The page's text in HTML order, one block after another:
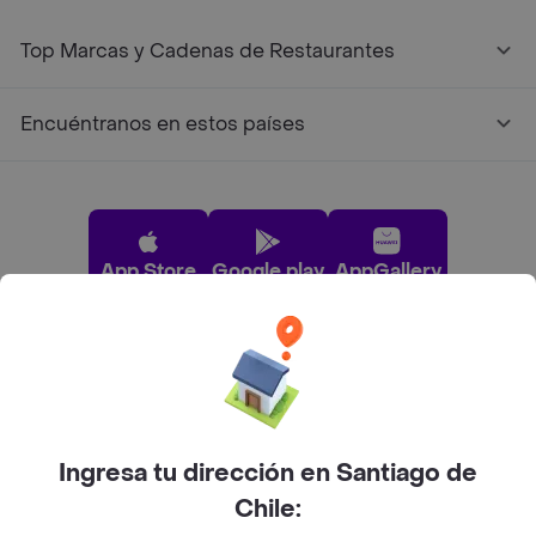
Top Marcas y Cadenas de Restaurantes
Encuéntranos en estos países
App Store Google play AppGallery
Pide tu comida favorita cerca de ti
Categorías
Ingresa tu dirección en Santiago de
Chile: